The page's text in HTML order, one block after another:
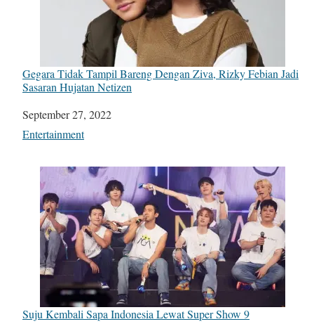
Gegara Tidak Tampil Bareng Dengan Ziva, Rizky Febian Jadi
Sasaran Hujatan Netizen
Date
September 27, 2022
In relation to
Entertainment
Suju Kembali Sapa Indonesia Lewat Super Show 9